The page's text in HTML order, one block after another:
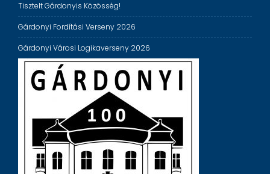
Tisztelt Gárdonyis Közösség!
Gárdonyi Fordítási Verseny 2026
Gárdonyi Városi Logikaverseny 2026